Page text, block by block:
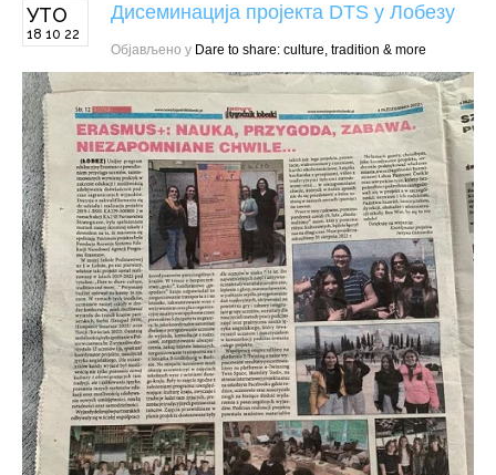
УТО
18 10 22
Дисеминација пројекта DTS у Лобезу
Објављено у Dare to share: culture, tradition & more